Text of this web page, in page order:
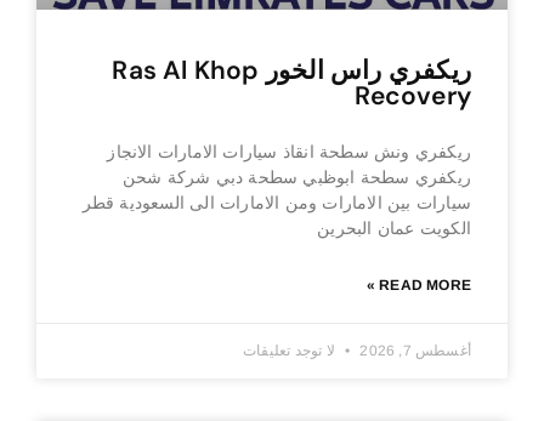
ريكفري راس الخور Ras Al Khop
Recovery
ريكفري ونش سطحة انقاذ سيارات الامارات الانجاز
ريكفري سطحة ابوظبي سطحة دبي شركة شحن
سيارات بين الامارات ومن الامارات الى السعودية قطر
الكويت عمان البحرين
READ MORE »
أغسطس 7, 2026 لا توجد تعليقات